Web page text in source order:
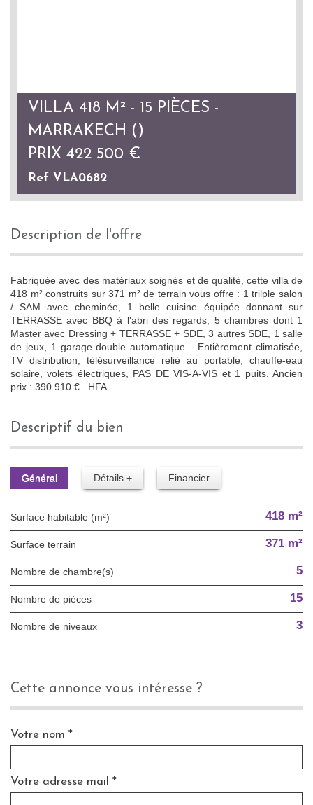
VILLA 418 M² - 15 PIÈCES -
MARRAKECH ()
PRIX 422 500 €
Ref VLA0682
description de l'offre
Fabriquée avec des matériaux soignés et de qualité, cette villa de
418 m² construits sur 371 m² de terrain vous offre : 1 trilple salon
/ SAM avec cheminée, 1 belle cuisine équipée donnant sur
TERRASSE avec BBQ à l'abri des regards, 5 chambres dont 1
Master avec Dressing + TERRASSE + SDE, 3 autres SDE, 1 salle
de jeux, 1 garage double automatique... Entièrement climatisée,
TV distribution, télésurveillance relié au portable, chauffe-eau
solaire, volets électriques, PAS DE VIS-A-VIS et 1 puits. Ancien
prix : 390.910 € . HFA
descriptif du bien
Général Détails + Financier
Surface habitable (m²) 418 m²
surface terrain 371 m²
Nombre de chambre(s) 5
Nombre de pièces 15
Nombre de niveaux 3
cette annonce vous intéresse ?
Votre nom *
Votre adresse mail *